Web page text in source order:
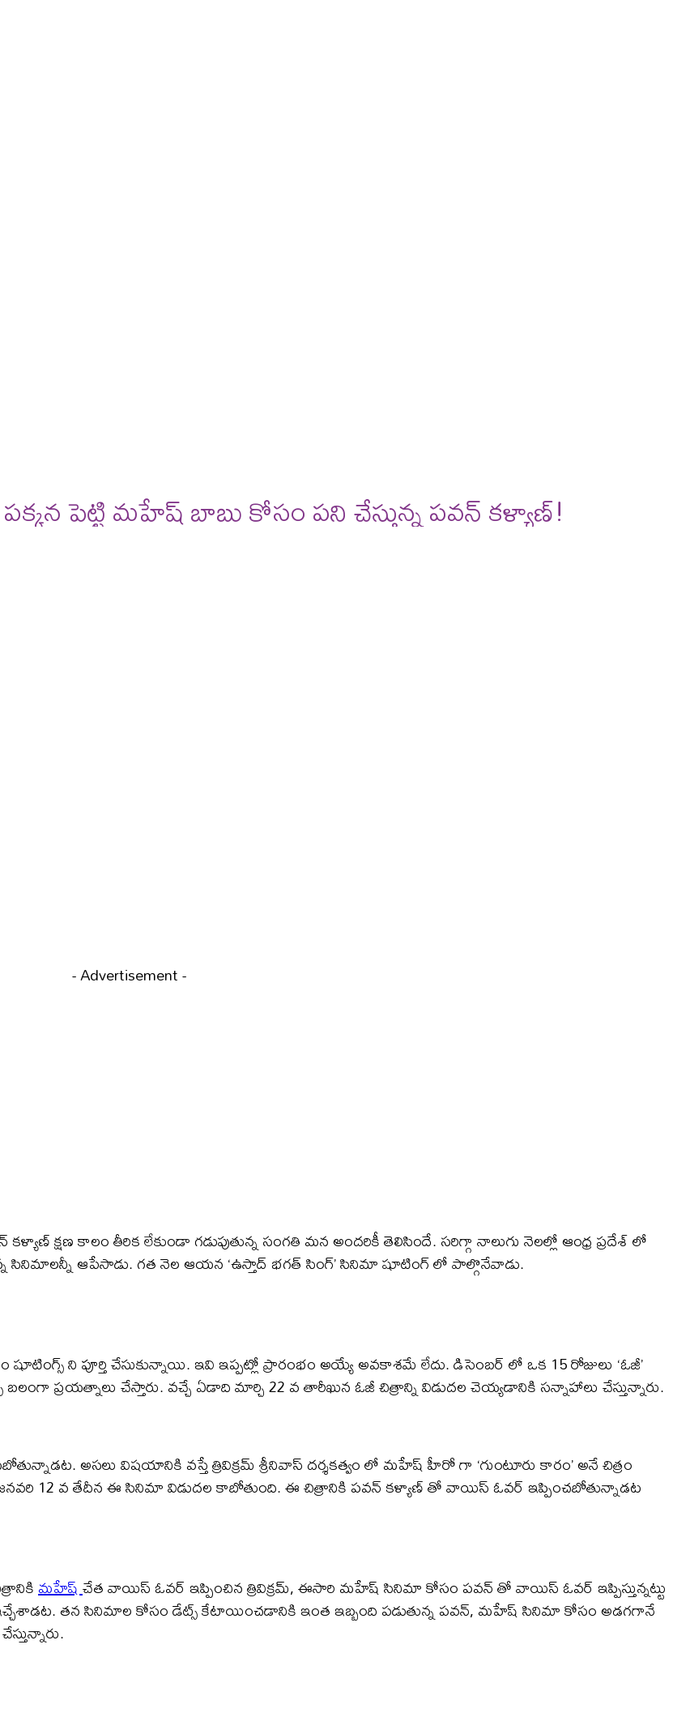
పెట్టి మహేష్ బాబు కోసం పని చేస్తున్న పవన్ కళ్యాణ్!
- Advertisement -
క్షణ కాలం తీరిక లేకుండా గడుపుతున్న సంగతి మన అందరికీ తెలిసిందే. సరిగ్గా నాలుగు నెలల్లో ఆంధ్ర ప్రదేశ్ లో
సినిమాలన్నీ ఆపేసాడు. గత నెల ఆయన ‘ఉస్తాద్ భగత్ సింగ్’ సినిమా షూటింగ్ లో పాల్గొనేవాడు.
ని పూర్తి చేసుకున్నాయి. ఇవి ఇప్పట్లో ప్రారంభం అయ్యే అవకాశమే లేదు. డిసెంబర్ లో ఒక 15 రోజులు ‘ఓజీ’
ప్రయత్నాలు చేస్తారు. వచ్చే ఏడాది మార్చి 22 వ తారీఖున ఓజీ చిత్రాన్ని విడుదల చెయ్యడానికి సన్నాహాలు చేస్తున్నారు.
అసలు విషయానికి వస్తే త్రివిక్రమ్ శ్రీనివాస్ దర్శకత్వం లో మహేష్ హీరో గా ‘గుంటూరు కారం’ అనే చిత్రం
జనవరి 12 వ తేదీన ఈ సినిమా విడుదల కాబోతుంది. ఈ చిత్రానికి పవన్ కళ్యాణ్ తో వాయిస్ ఓవర్ ఇప్పించబోతున్నాడట
మహేష్చేత వాయిస్ ఓవర్ ఇప్పించిన త్రివిక్రమ్, ఈసారి మహేష్ సినిమా కోసం పవన్ తో వాయిస్ ఓవర్ ఇప్పిస్తున్నట్టు
ఇచ్చేశాడట. తన సినిమాల కోసం డేట్స్ కేటాయించడానికి ఇంత ఇబ్బంది పడుతున్న పవన్, మహేష్ సినిమా కోసం అడగగానే